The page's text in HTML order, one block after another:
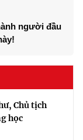
người đầu
Chủ tịch
học